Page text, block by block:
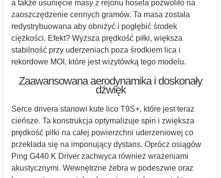
a także usunięcie masy z rejonu hosela pozwoliło na
zaoszczędzenie cennych gramów. Ta masa została
redystrybuowana aby obniżyć i pogłębić środek
ciężkości. Efekt? Wyższa prędkość piłki, większa
stabilność przy uderzeniach poza środkiem lica i
rekordowe MOI, które jest wizytówką tego modelu.
Zaawansowana aerodynamika i doskonały
dźwięk
Serce drivera stanowi kute lico T9S+, które jest teraz
cieńsze. Ta konstrukcja optymalizuje spin i zwiększa
prędkość piłki na całej powierzchni uderzeniowej co
przekłada się na imponujący dystans. Oprócz osiągów
Ping G440 K Driver zachwyca również wrażeniami
akustycznymi. Wewnętrzne żebra w podeszwie oraz